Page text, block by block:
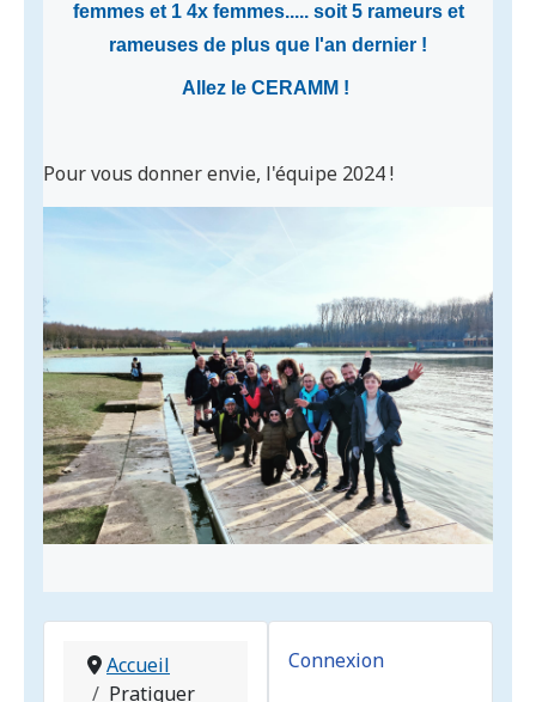
femmes et 1 4x femmes..... soit 5 rameurs et
rameuses de plus que l'an dernier !
Allez le CERAMM !
Pour vous donner envie, l'équipe 2024 !
Accueil
Pratiquer
Connexion